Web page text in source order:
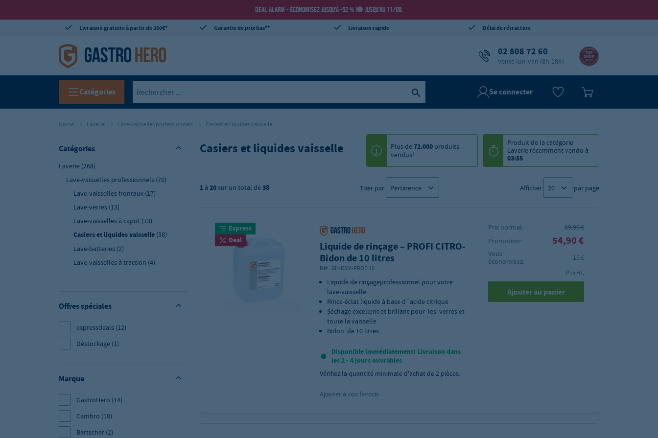
DEAL ALARM - ÉCONOMISEZ JUSQU’À -52 % ! JUSQU’AU 11/08.
Livraison gratuite à partir de 350€* Garantie de prix bas** Livraison rapide Délai de rétraction
02 808 72 60
Vente lun-ven (8h-18h)
Catégories Se connecter
Home Laverie Lave-vaisselles professionnels Casiers et liquides vaisselle
Catégories
Laverie (268)
Lave-vaisselles professionnels (70)
Lave-vaisselles frontaux (17)
Lave-verres (13)
Lave-vaisselles à capot (13)
Casiers et liquides vaisselle (38)
Lave-batteries (2)
Lave-vaisselles à traction (4)
Offres spéciales
expressdeals (12)
Déstockage (1)
Marque
GastroHero (14)
Cambro (18)
Bartscher (2)
Casiers et liquides vaisselle Plus de72.000produits
vendus!
Produit de la catégorie
Laverie récemment vendu à
03:55
1 à 20 sur un total de38 Trier par Afficher par page
Express
Deal
Liquide de rinçage – PROFI CITRO-
Bidon de 10 litres
Réf.: GH-KSM-PROFI10
Liquide de rinçageprofessionnel pour votre
lave-vaisselle
Rince-éclat liquide à base d´acide citrique
Séchage excellent et brillant pour les verres et
toute la vaisselle
Bidon de 10 litres
Disponible immédiatement! Livraison dans
les 2 - 4 jours ouvrables
Vérifiez la quantité minimale d'achat de2 pièces.
Ajouter à vos favoris
Prix normal:
69,90 €
Promotion:
54,90 €
Vous
économisez:
15 €
Prix HT,
Ajouter au panier